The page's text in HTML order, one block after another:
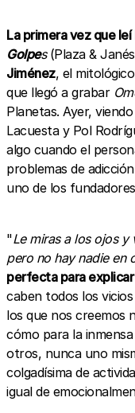
La primera vez que
Golpes(Plaza &
Jiménez, el
que llegó a grabar
Planetas. Ayer,
Lacuesta y Pol
algo cuando el
problemas de
uno de los
"Le miras a los ojos y
pero no hay nadie en
perfecta para
caben todos los
los que nos creemos
cómo para la
otros, nunca uno
colgadísima de
igual de